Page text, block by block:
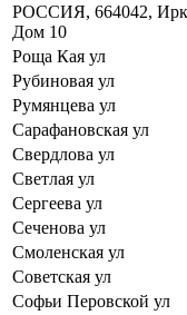
РОССИЯ, 664042,
Дом 10
Роща Кая ул
Рубиновая ул
Румянцева ул
Сарафановская ул
Свердлова ул
Светлая ул
Сергеева ул
Сеченова ул
Смоленская ул
Советская ул
Софьи Перовской ул